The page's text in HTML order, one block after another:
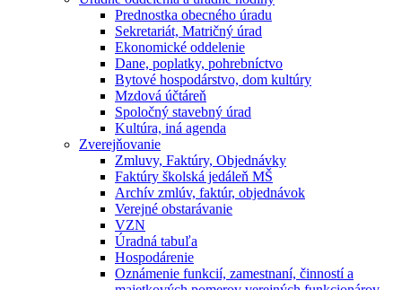
Prednostka obecného úradu
Sekretariát, Matričný úrad
Ekonomické oddelenie
Dane, poplatky, pohrebníctvo
Bytové hospodárstvo, dom kultúry
Mzdová účtáreň
Spoločný stavebný úrad
Kultúra, iná agenda
Zverejňovanie
Zmluvy, Faktúry, Objednávky
Faktúry školská jedáleň MŠ
Archív zmlúv, faktúr, objednávok
Verejné obstarávanie
VZN
Úradná tabuľa
Hospodárenie
Oznámenie funkcií, zamestnaní, činností a